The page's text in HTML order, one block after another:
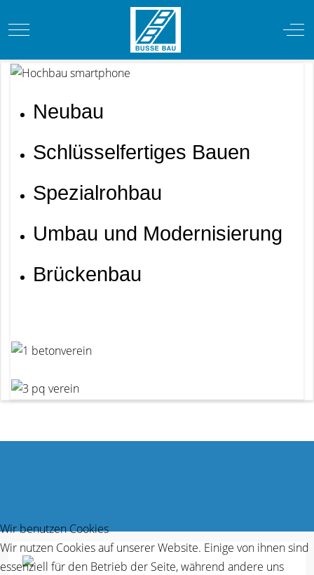
Mobile Menu Toggle Off-
Neubau
Schlüsselfertiges Bauen
Spezialrohbau
Umbau und Modernisierung
Brückenbau
Wir benutzen Cookies
Wir nutzen Cookies auf unserer Website. Einige von ihnen sind
essenziell für den Betrieb der Seite, während andere uns